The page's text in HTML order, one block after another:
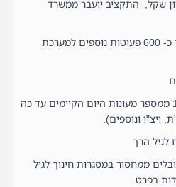
של מעל ל-11 מליון שקל, התקציב יועבר ממשרד
המעונות יאפשרו לקלוט עוד כ- 600 פעוטות נוספים למערכת
מהווים גידול של כמעט 10% ממספר מעונות היום הקיימים עד כה
ויצ"ו ונוספים).
לגיל הרך
ממחסור במסגרות חינוך לגיל
בפרט.